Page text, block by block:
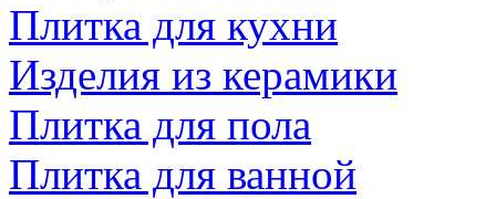
Плитка для кухни
Изделия из керамики
Плитка для пола
Плитка для ванной